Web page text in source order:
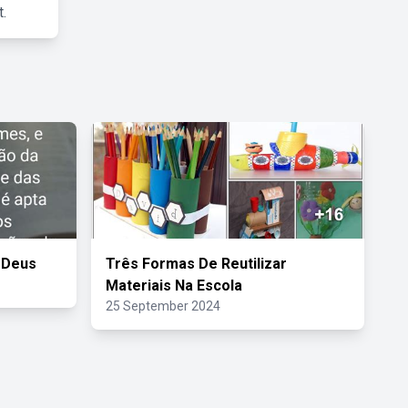
Três Formas De Reutilizar
Materiais Na Escola
25 September 2024